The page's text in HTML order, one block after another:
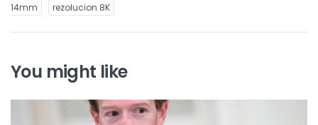
14mm
rezolucion 8K
You might like